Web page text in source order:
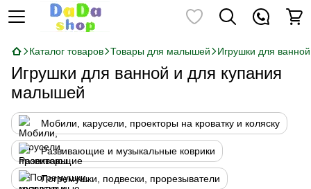
Каталог товаров Товары для малышей Игрушки для
Игрушки для ванной и для купания
малышей
Мобили, карусели, проекторы на кроватку и коляску
Развивающие и музыкальные коврики
Погремушки, подвески, прорезыватели